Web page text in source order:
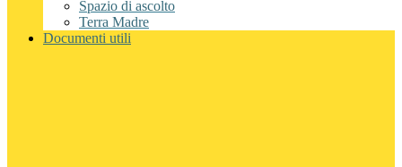
Spazio di ascolto
Terra Madre
Documenti utili